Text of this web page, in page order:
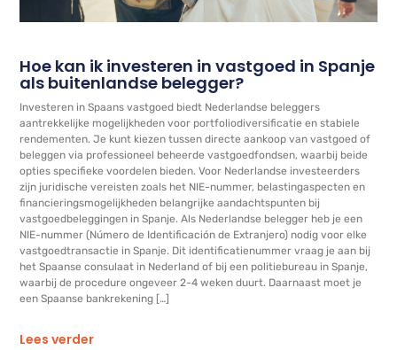
Hoe kan ik investeren in vastgoed in Spanje
als buitenlandse belegger?
Investeren in Spaans vastgoed biedt Nederlandse beleggers
aantrekkelijke mogelijkheden voor portfoliodiversificatie en stabiele
rendementen. Je kunt kiezen tussen directe aankoop van vastgoed of
beleggen via professioneel beheerde vastgoedfondsen, waarbij beide
opties specifieke voordelen bieden. Voor Nederlandse investeerders
zijn juridische vereisten zoals het NIE-nummer, belastingaspecten en
financieringsmogelijkheden belangrijke aandachtspunten bij
vastgoedbeleggingen in Spanje. Als Nederlandse belegger heb je een
NIE-nummer (Número de Identificación de Extranjero) nodig voor elke
vastgoedtransactie in Spanje. Dit identificatienummer vraag je aan bij
het Spaanse consulaat in Nederland of bij een politiebureau in Spanje,
waarbij de procedure ongeveer 2-4 weken duurt. Daarnaast moet je
een Spaanse bankrekening […]
Lees verder